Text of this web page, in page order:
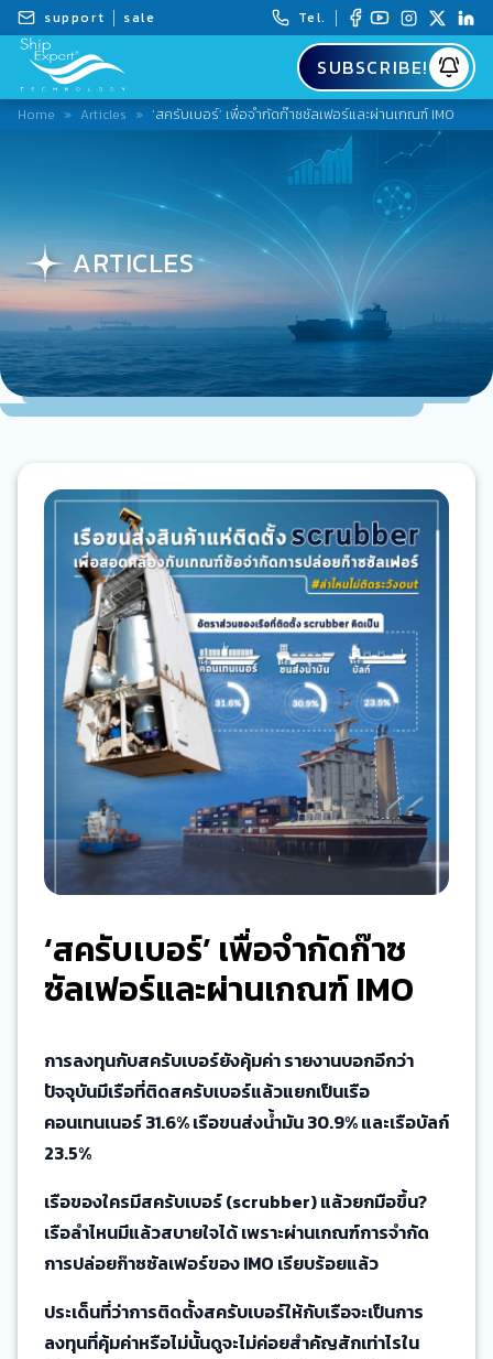
support sale Tel.
SUBSCRIBE!
Home » Articles » ‘สครับเบอร์’ เพื่อจำกัดก๊าซซัลเฟอร์และผ่านเกณฑ์ IMO
ARTICLES
‘สครับเบอร์’ เพื่อจำกัดก๊าซ
ซัลเฟอร์และผ่านเกณฑ์ IMO
การลงทุนกับสครับเบอร์ยังคุ้มค่า รายงานบอกอีกว่า
ปัจจุบันมีเรือที่ติดสครับเบอร์แล้วแยกเป็นเรือ
คอนเทนเนอร์ 31.6% เรือขนส่งน้ำมัน 30.9% และเรือบัลก์
23.5%
เรือของใครมีสครับเบอร์ (scrubber) แล้วยกมือขึ้น?
เรือลำไหนมีแล้วสบายใจได้ เพราะผ่านเกณฑ์การจำกัด
การปล่อยก๊าซซัลเฟอร์ของ IMO เรียบร้อยแล้ว
ประเด็นที่ว่าการติดตั้งสครับเบอร์ให้กับเรือจะเป็นการ
ลงทุนที่คุ้มค่าหรือไม่นั้นดูจะไม่ค่อยสำคัญสักเท่าไรใน